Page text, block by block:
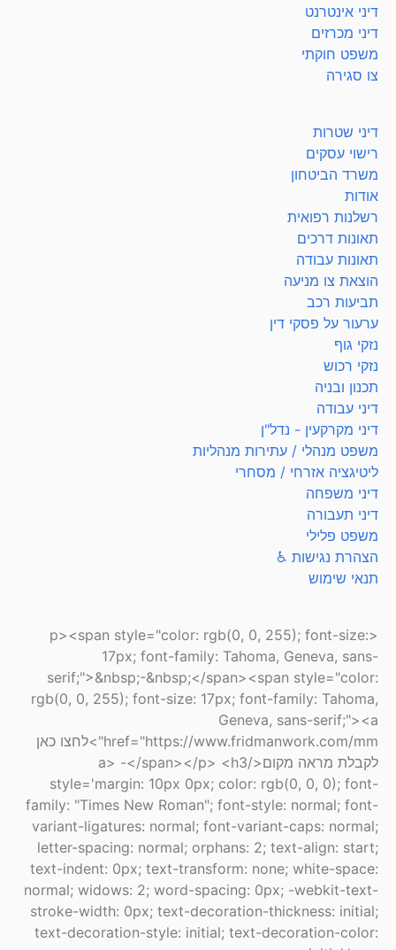
דיני אינטרנט
דיני מכרזים
משפט חוקתי
צו סגירה
דיני שטרות
רישוי עסקים
משרד הביטחון
אודות
רשלנות רפואית
תאונות דרכים
תאונות עבודה
הוצאת צו מניעה
תביעות רכב
ערעור על פסקי דין
נזקי גוף
נזקי רכוש
תכנון ובניה
דיני עבודה
דיני מקרקעין - נדל"ן
משפט מנהלי / עתירות מנהליות
ליטיגציה אזרחי / מסחרי
דיני משפחה
דיני תעבורה
משפט פלילי
הצהרת נגישות ♿
תנאי שימוש
<p><span style="color: rgb(0, 0, 255); font-size:
17px; font-family: Tahoma, Geneva, sans-
serif;">&nbsp;-&nbsp;</span><span style="color:
rgb(0, 0, 255); font-size: 17px; font-family: Tahoma,
Geneva, sans-serif;"><a
href="https://www.fridmanwork.com/mm">לחצו כאן
לקבלת מראה מקום</a> -</span></p> <h3
style='margin: 10px 0px; color: rgb(0, 0, 0); font-
family: "Times New Roman"; font-style: normal; font-
variant-ligatures: normal; font-variant-caps: normal;
letter-spacing: normal; orphans: 2; text-align: start;
text-indent: 0px; text-transform: none; white-space:
normal; widows: 2; word-spacing: 0px; -webkit-text-
stroke-width: 0px; text-decoration-thickness: initial;
text-decoration-style: initial; text-decoration-color: